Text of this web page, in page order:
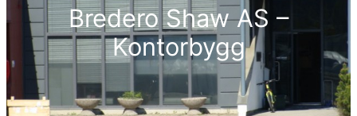
Bredero Shaw AS –
Kontorbygg